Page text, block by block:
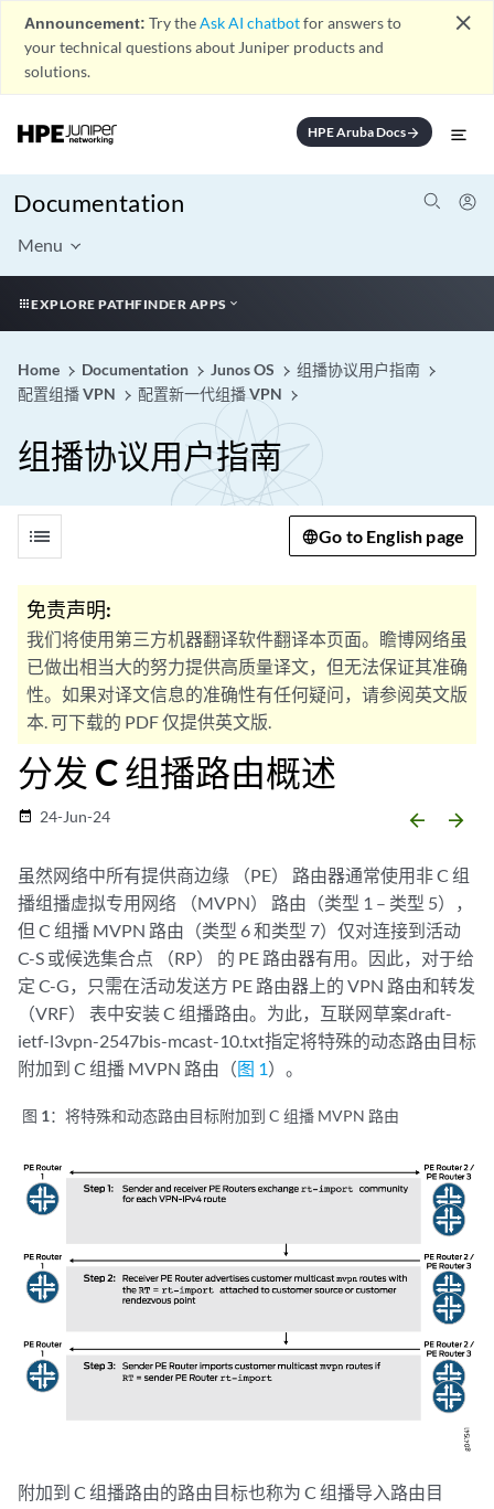
Announcement: Try theAsk AI chatbotfor answers to
your technical questions about Juniper products and
solutions.
close
HPE Aruba Docsarrow_forward
Documentation
Menu
EXPLORE PATHFINDER APPS
Home Documentation Junos OS
组播协议用户指南
配置组播 VPN
配置新一代组播 VPN
组播协议用户指南
list Go to English page
免责声明:
我们将使用第三方机器翻译软件翻译本页面。瞻博网络虽
已做出相当大的努力提供高质量译文，但无法保证其准确
性。如果对译文信息的准确性有任何疑问，请参阅英文版
本. 可下载的 PDF 仅提供英文版.
分发 C 组播路由概述
date_range 24-Jun-24 arrow_backward arrow_forward
虽然网络中所有提供商边缘 （PE） 路由器通常使用非 C 组
播组播虚拟专用网络 （MVPN） 路由（类型 1 – 类型 5），
但 C 组播 MVPN 路由（类型 6 和类型 7）仅对连接到活动
C-S 或候选集合点 （RP） 的 PE 路由器有用。因此，对于给
定 C-G，只需在活动发送方 PE 路由器上的 VPN 路由和转发
（VRF） 表中安装 C 组播路由。为此，互联网草案draft-
ietf-l3vpn-2547bis-mcast-10.txt指定将特殊的动态路由目标
附加到 C 组播 MVPN 路由（图 1）。
图 1： 将特殊和动态路由目标附加到 C 组播 MVPN 路由
附加到 C 组播路由的路由目标也称为 C 组播导入路由目